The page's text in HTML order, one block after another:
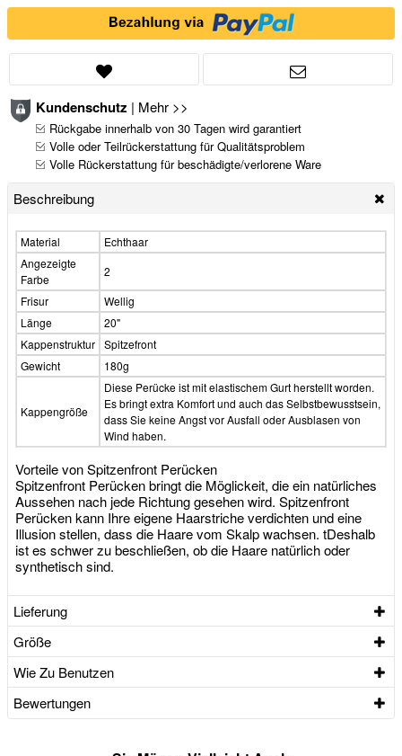
Kundenschutz | Mehr >>
Rückgabe innerhalb von 30 Tagen wird garantiert
Volle oder Teilrückerstattung für Qualitätsproblem
Volle Rückerstattung für beschädigte/verlorene Ware
Beschreibung
Material
Echthaar
Angezeigte
Farbe
2
Frisur
Wellig
Länge
20"
Kappenstruktur Spitzefront
Gewicht
180g
Kappengröße
Diese Perücke ist mit elastischem Gurt herstellt worden.
Es bringt extra Komfort und auch das Selbstbewusstsein,
dass Sie keine Angst vor Ausfall oder Ausblasen von
Wind haben.
Vorteile von Spitzenfront Perücken
Spitzenfront Perücken bringt die Möglickeit, die ein natürliches
Aussehen nach jede Richtung gesehen wird. Spitzenfront
Perücken kann Ihre eigene Haarstriche verdichten und eine
Illusion stellen, dass die Haare vom Skalp wachsen. tDeshalb
ist es schwer zu beschließen, ob die Haare natürlich oder
synthetisch sind.
Lieferung
Größe
Wie Zu Benutzen
Bewertungen